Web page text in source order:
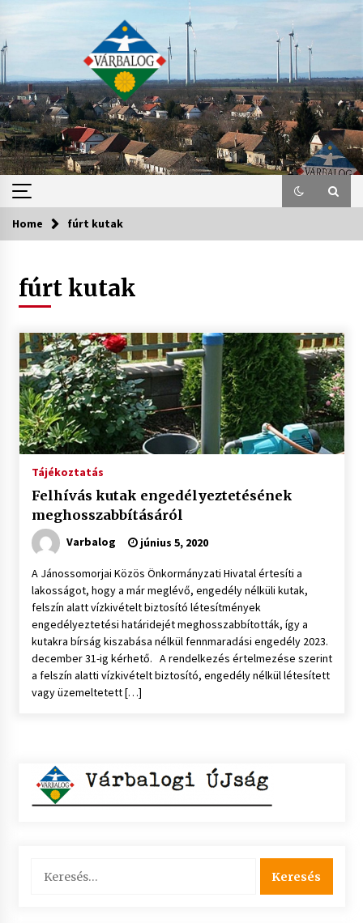
content
Home fúrt kutak
fúrt kutak
Tájékoztatás
Felhívás kutak engedélyeztetésének
meghosszabbításáról
Varbalog június 5, 2020
A Jánossomorjai Közös Önkormányzati Hivatal értesíti a
lakosságot, hogy a már meglévő, engedély nélküli kutak,
felszín alatt vízkivételt biztosító létesítmények
engedélyeztetési határidejét meghosszabbították, így a
kutakra bírság kiszabása nélkül fennmaradási engedély 2023.
december 31-ig kérhető. A rendelkezés értelmezése szerint
a felszín alatti vízkivételt biztosító, engedély nélkül létesített
vagy üzemeltetett […]